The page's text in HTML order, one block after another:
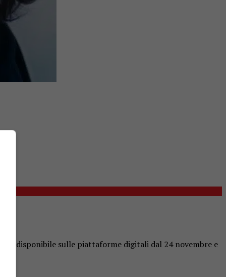
, già disponibile sulle piattaforme digitali dal 24 novembre e